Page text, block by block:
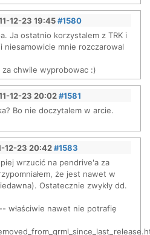
12-23 19:45#1580
Ja ostatnio korzystalem z TRK i
niesamowicie mnie rozczarowal
za chwile wyprobowac :)
12-23 20:02#1581
Bo nie doczytalem w arcie.
12-23 20:42#1583
wrzucić na pendrive'a za
że jest nawet w
Ostatecznie zwykły dd.
właściwie nawet nie potrafię